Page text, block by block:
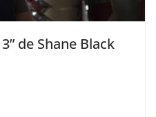
de Shane Black